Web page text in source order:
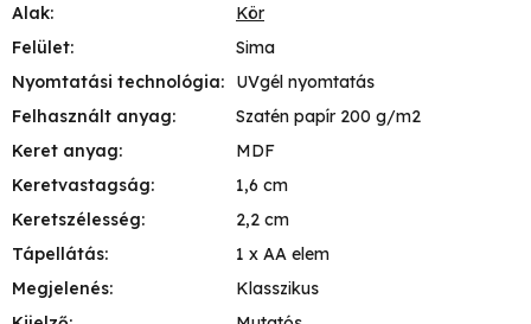
Alak:
Kör
Felület:
Sima
Nyomtatási technológia:
UVgél nyomtatás
Felhasznált anyag:
Szatén papír 200 g/m2
Keret anyag:
MDF
Keretvastagság:
1,6 cm
Keretszélesség:
2,2 cm
Tápellátás:
1 x AA elem
Megjelenés:
Klasszikus